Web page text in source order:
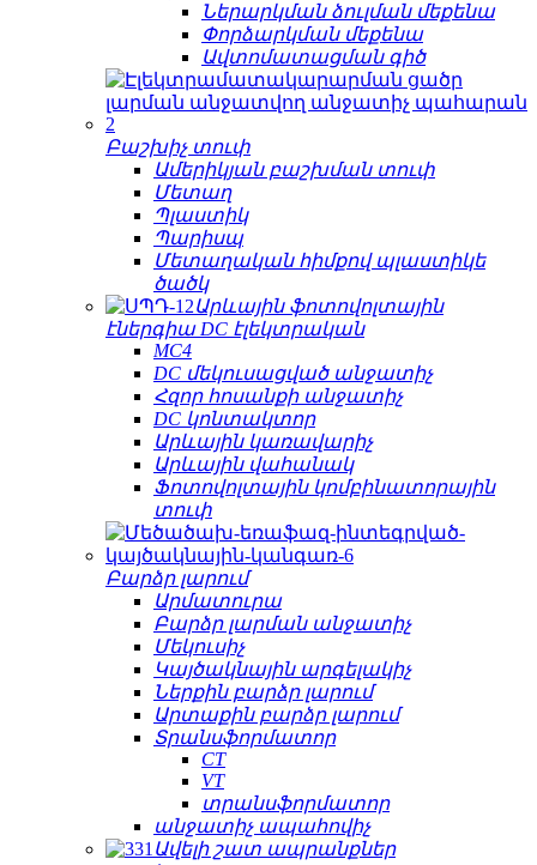
Ներարկման ձուլման մեքենա
Փորձարկման մեքենա
Ավտոմատացման գիծ
Բաշխիչ տուփ
Ամերիկյան բաշխման տուփ
Մետաղ
Պլաստիկ
Պարիսպ
Մետաղական հիմքով պլաստիկե
ծածկ
Արևային ֆոտովոլտային
էներգիա DC էլեկտրական
MC4
DC մեկուսացված անջատիչ
Հզոր հոսանքի անջատիչ
DC կոնտակտոր
Արևային կառավարիչ
Արևային վահանակ
Ֆոտովոլտային կոմբինատորային
տուփ
Բարձր լարում
Արմատուրա
Բարձր լարման անջատիչ
Մեկուսիչ
Կայծակնային արգելակիչ
Ներքին բարձր լարում
Արտաքին բարձր լարում
Տրանսֆորմատոր
CT
VT
տրանսֆորմատոր
անջատիչ ապահովիչ
Ավելի շատ ապրանքներ